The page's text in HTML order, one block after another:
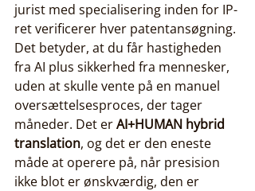
jurist med specialisering inden for IP-
ret verificerer hver patentansøgning.
Det betyder, at du får hastigheden
fra AI plus sikkerhed fra mennesker,
uden at skulle vente på en manuel
oversættelsesproces, der tager
måneder. Det er AI+HUMAN hybrid
translation, og det er den eneste
måde at operere på, når presision
ikke blot er ønskværdig, den er